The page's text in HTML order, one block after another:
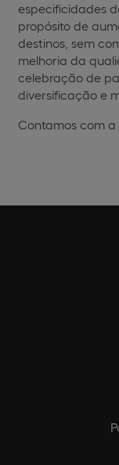
especificidades
propósito de
destinos, sem
melhoria da
celebração de
diversificação e
Contamos com